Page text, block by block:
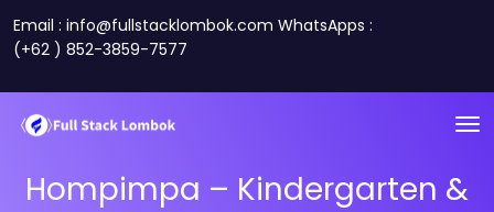
Email : info@fullstacklombok.com WhatsApps :
(+62 ) 852-3859-7577
Hompimpa – Kindergarten &